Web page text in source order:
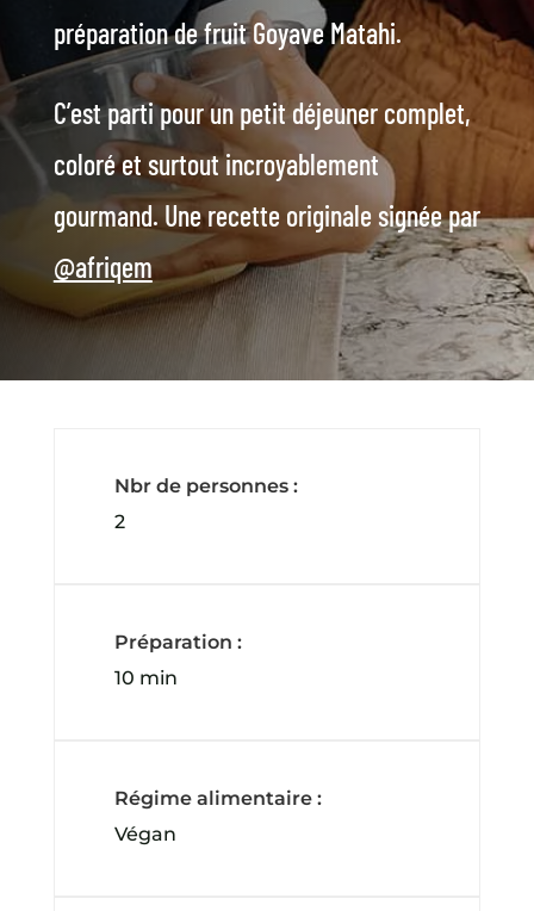
préparation de fruit Goyave Matahi.
C’est parti pour un petit déjeuner complet,
coloré et surtout incroyablement
gourmand. Une recette originale signée par
@afriqem
Nbr de personnes :
2
Préparation :
10 min
Régime alimentaire :
Végan